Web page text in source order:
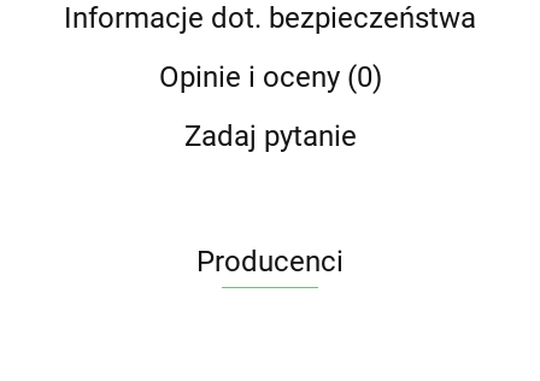
Informacje dot. bezpieczeństwa
Opinie i oceny (0)
Zadaj pytanie
Producenci